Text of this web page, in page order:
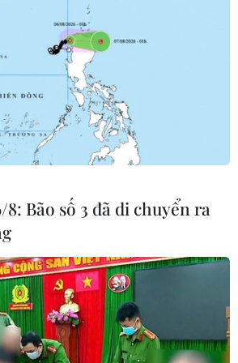
của hoạt động giải quyết
khổ WTO và các cuộc
theo Thỏa thuận về Giải
(DSU) của WTO về các tranh
thương mại.
lý
quan phúc thẩm có thể phát
số khía cạnh của biện pháp
mại được xem xét không phù
của WTO.
tranh chấp được giới hạn
xem liệu các cơ quan có
hiện một cách khách quan
đồng về kết quả thực tế hay
Bão số 3 đã di chuyển ra